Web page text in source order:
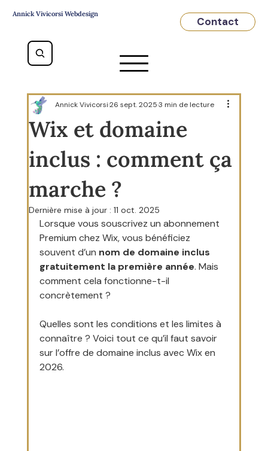
Annick Vivicorsi Webdesign
Contact
Wix et domaine
inclus : comment ça
marche ?
Annick Vivicorsi26 sept. 20253 min de lecture
Dernière mise à jour : 11 oct. 2025
Lorsque vous souscrivez un abonnement
Premium chez Wix, vous bénéficiez
souvent d’un nom de domaine inclus
gratuitement la première année. Mais
comment cela fonctionne-t-il
concrètement ?
Quelles sont les conditions et les limites à
connaître ? Voici tout ce qu’il faut savoir
sur l’offre de domaine inclus avec Wix en
2026.